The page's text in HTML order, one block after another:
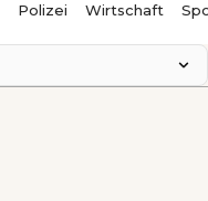
Polizei Wirtschaft